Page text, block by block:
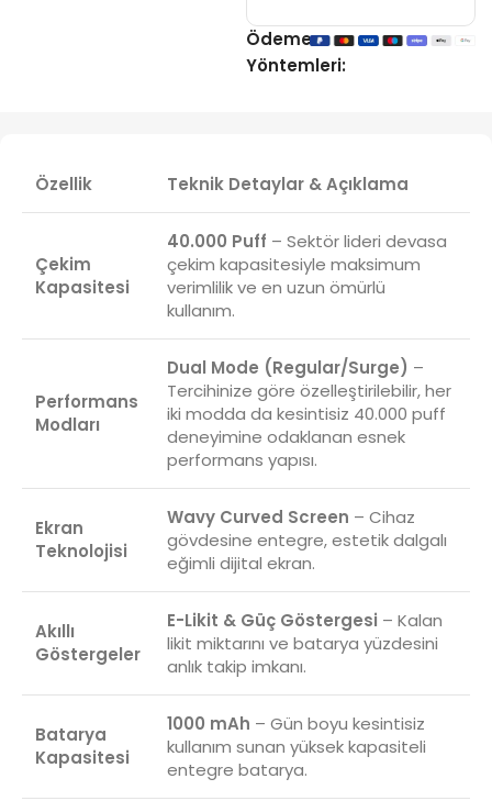
Ödeme
Yöntemleri:
Özellik Teknik Detaylar & Açıklama
Çekim
Kapasitesi
40.000 Puff – Sektör lideri devasa
çekim kapasitesiyle maksimum
verimlilik ve en uzun ömürlü
kullanım.
Performans
Modları
Dual Mode (Regular/Surge) –
Tercihinize göre özelleştirilebilir, her
iki modda da kesintisiz 40.000 puff
deneyimine odaklanan esnek
performans yapısı.
Ekran
Teknolojisi
Wavy Curved Screen – Cihaz
gövdesine entegre, estetik dalgalı
eğimli dijital ekran.
Akıllı
Göstergeler
E-Likit & Güç Göstergesi – Kalan
likit miktarını ve batarya yüzdesini
anlık takip imkanı.
Batarya
Kapasitesi
1000 mAh – Gün boyu kesintisiz
kullanım sunan yüksek kapasiteli
entegre batarya.